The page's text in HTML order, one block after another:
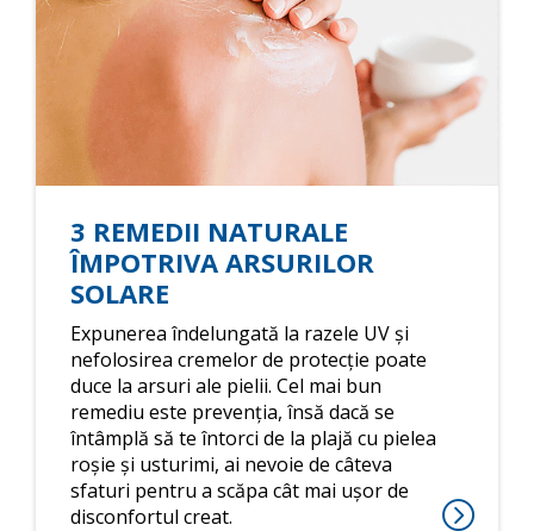
3 REMEDII NATURALE
ÎMPOTRIVA ARSURILOR
SOLARE
Expunerea îndelungată la razele UV și
nefolosirea cremelor de protecție poate
duce la arsuri ale pielii. Cel mai bun
remediu este prevenția, însă dacă se
întâmplă să te întorci de la plajă cu pielea
roșie și usturimi, ai nevoie de câteva
sfaturi pentru a scăpa cât mai ușor de
disconfortul creat.